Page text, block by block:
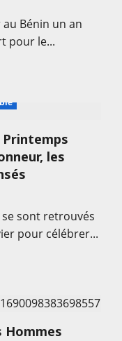
Bénin un an
pour le...
Printemps
les
sont retrouvés
pour célébrer...
Hommes